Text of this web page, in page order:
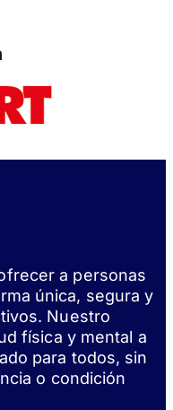
a personas
única, segura y
Nuestro
física y mental a
para todos, sin
o condición